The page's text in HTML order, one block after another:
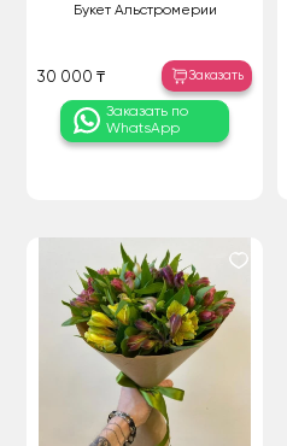
Букет Альстромерии
30 000 ₸ Заказать
Заказать по
WhatsApp